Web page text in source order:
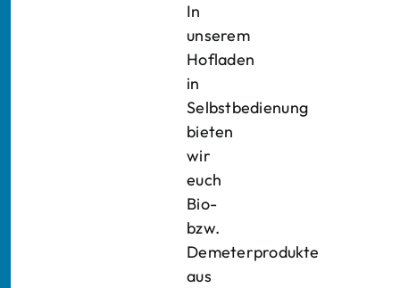
In
unserem
Hofladen
in
Selbstbedienung
bieten
wir
euch
Bio-
bzw.
Demeterprodukte
aus